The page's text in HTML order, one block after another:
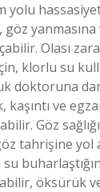
yolu
Olası
klorlu su
doktoruna
ve
Göz
tahrişine yol
öksürük